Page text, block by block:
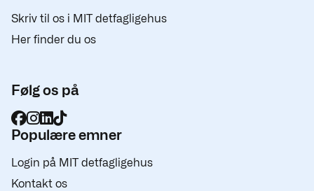
Skriv til os i MIT detfagligehus
Her finder du os
Følg os på
Populære emner
Login på MIT detfagligehus
Kontakt os